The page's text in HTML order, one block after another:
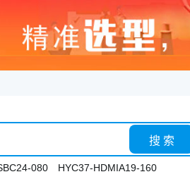
080 HYC37-HDMIA19-160
搜 索